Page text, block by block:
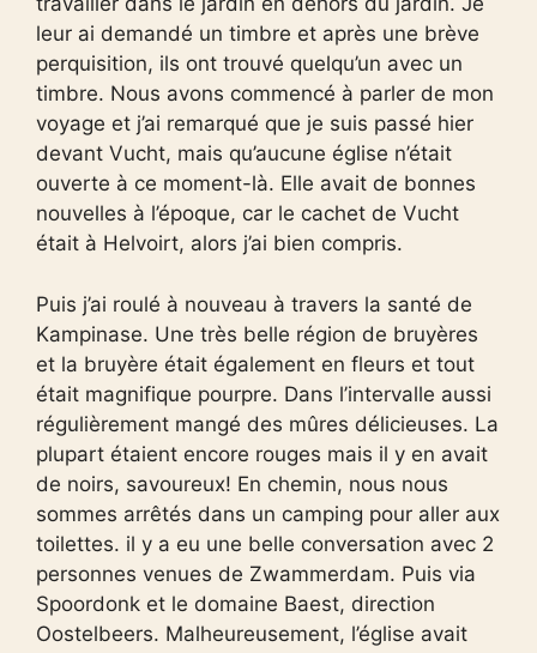
leur ai demandé un timbre et après une brève
perquisition, ils ont trouvé quelqu’un avec un
timbre. Nous avons commencé à parler de mon
voyage et j’ai remarqué que je suis passé hier
devant Vucht, mais qu’aucune église n’était
ouverte à ce moment-là. Elle avait de bonnes
nouvelles à l’époque, car le cachet de Vucht
était à Helvoirt, alors j’ai bien compris.
Puis j’ai roulé à nouveau à travers la santé de
Kampinase. Une très belle région de bruyères
et la bruyère était également en fleurs et tout
était magnifique pourpre. Dans l’intervalle aussi
régulièrement mangé des mûres délicieuses. La
plupart étaient encore rouges mais il y en avait
de noirs, savoureux! En chemin, nous nous
sommes arrêtés dans un camping pour aller aux
toilettes. il y a eu une belle conversation avec 2
personnes venues de Zwammerdam. Puis via
Spoordonk et le domaine Baest, direction
Oostelbeers. Malheureusement, l’église avait